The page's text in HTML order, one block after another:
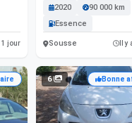
1 jour
2020
90 000 km
Essence
Sousse Il
6 Bonne